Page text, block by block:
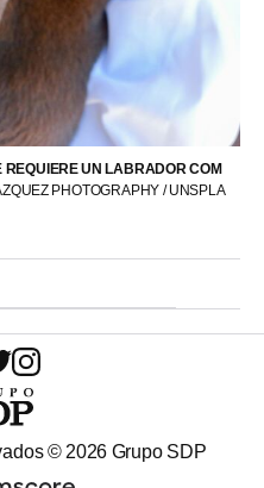
REQUIERE UN LABRADOR COM
PHOTOGRAPHY / UNSPLA
© 2026 Grupo SDP